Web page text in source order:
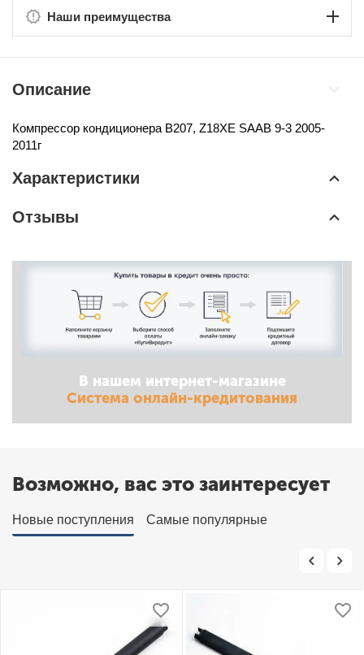
Наши преимущества
Описание
Компрессор кондиционера B207, Z18XE SAAB 9-3 2005-
2011г
Характеристики
Отзывы
В нашем интернет-магазине
Система онлайн-кредитования
Возможно, вас это заинтересует
Новые поступления Самые популярные